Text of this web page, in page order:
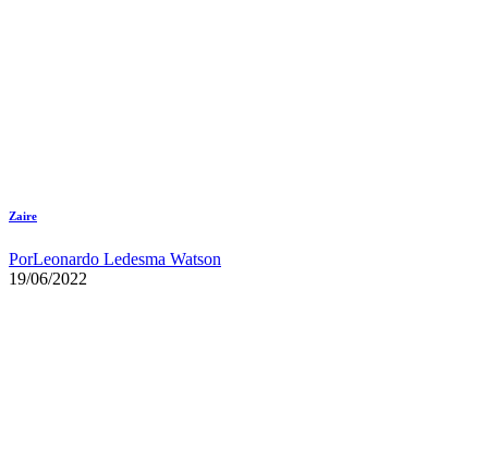
Zaire
PorLeonardo Ledesma Watson
19/06/2022